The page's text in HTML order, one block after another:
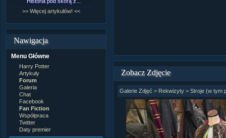
>> Więcej artykułów! <<
Nawigacja
Menu Główne
Harry Potter
Artykuły
Forum
Galeria
Chat
Facebook
Fan Fiction
Współpraca
Twitter
Daty premier
Zobacz Zdjęcie
Galerie Zdjęć > Rekwizyty> Stroje (w tym